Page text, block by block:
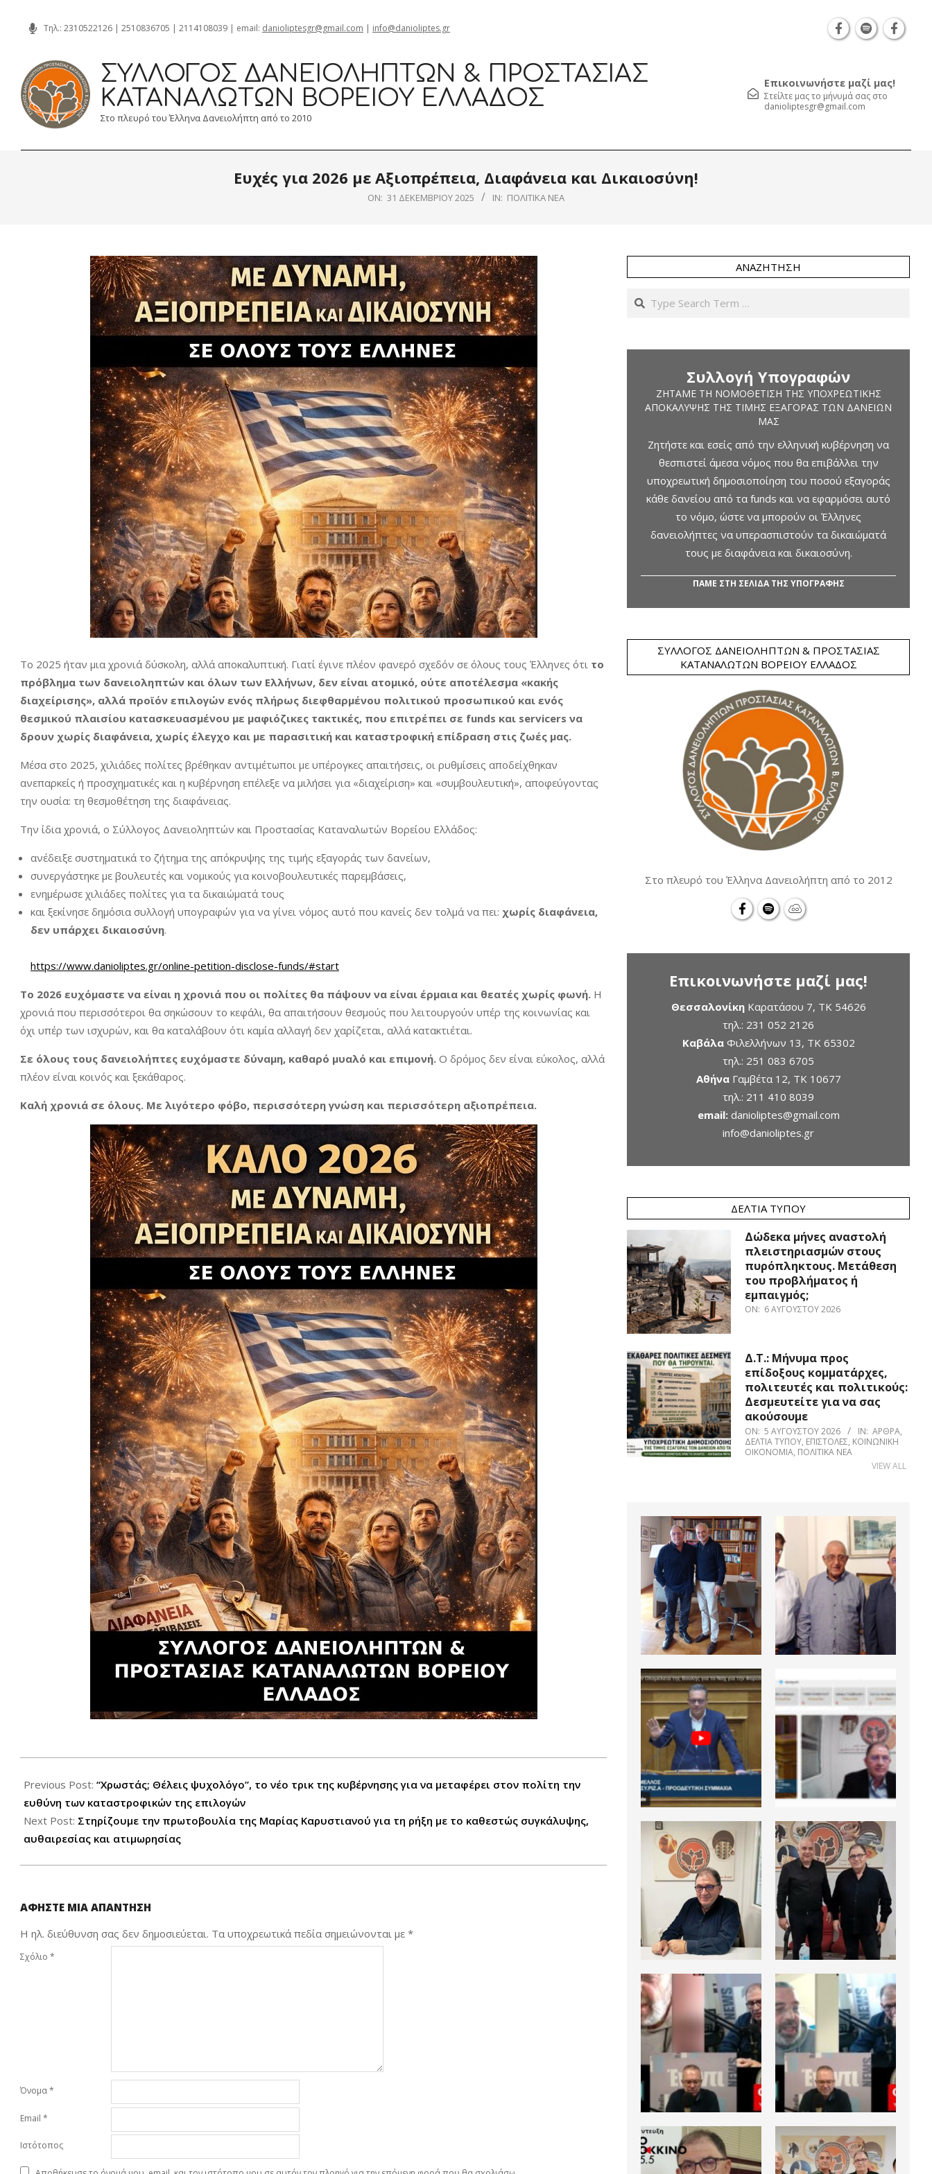
content
Τηλ.: 2310522126 | 2510836705 | 2114108039 | email: danioliptesgr@gmail.com | info@danioliptes.gr
ΣΎΛΛΟΓΟΣ ΔΑΝΕΙΟΛΗΠΤΏΝ & ΠΡΟΣΤΑΣΊΑΣ
ΚΑΤΑΝΑΛΩΤΏΝ ΒΟΡΕΊΟΥ ΕΛΛΆΔΟΣ
Στο πλευρό του Έλληνα Δανειολήπτη από το 2010
Επικοινωνήστε μαζί μας!
Στείλτε μας το μήνυμά σας στο
danioliptesgr@gmail.com
Ευχές για 2026 με Αξιοπρέπεια, Διαφάνεια και Δικαιοσύνη!
ON: 31 ΔΕΚΕΜΒΡΊΟΥ 2025 IN: ΠΟΛΙΤΙΚΆ ΝΈΑ
Το 2025 ήταν μια χρονιά δύσκολη, αλλά αποκαλυπτική. Γιατί έγινε πλέον φανερό σχεδόν σε όλους τους Έλληνες ότι το
πρόβλημα των δανειοληπτών και όλων των Ελλήνων, δεν είναι ατομικό, ούτε αποτέλεσμα «κακής
διαχείρισης», αλλά προϊόν επιλογών ενός πλήρως διεφθαρμένου πολιτικού προσωπικού και ενός
θεσμικού πλαισίου κατασκευασμένου με μαφιόζικες τακτικές, που επιτρέπει σε funds και servicers να
δρουν χωρίς διαφάνεια, χωρίς έλεγχο και με παρασιτική και καταστροφική επίδραση στις ζωές μας.
Μέσα στο 2025, χιλιάδες πολίτες βρέθηκαν αντιμέτωποι με υπέρογκες απαιτήσεις, οι ρυθμίσεις αποδείχθηκαν
ανεπαρκείς ή προσχηματικές και η κυβέρνηση επέλεξε να μιλήσει για «διαχείριση» και «συμβουλευτική», αποφεύγοντας
την ουσία: τη θεσμοθέτηση της διαφάνειας.
Την ίδια χρονιά, ο Σύλλογος Δανειοληπτών και Προστασίας Καταναλωτών Βορείου Ελλάδος:
ανέδειξε συστηματικά το ζήτημα της απόκρυψης της τιμής εξαγοράς των δανείων,
συνεργάστηκε με βουλευτές και νομικούς για κοινοβουλευτικές παρεμβάσεις,
ενημέρωσε χιλιάδες πολίτες για τα δικαιώματά τους
και ξεκίνησε δημόσια συλλογή υπογραφών για να γίνει νόμος αυτό που κανείς δεν τολμά να πει: χωρίς διαφάνεια,
δεν υπάρχει δικαιοσύνη.
https://www.danioliptes.gr/online-petition-disclose-funds/#start
Το 2026 ευχόμαστε να είναι η χρονιά που οι πολίτες θα πάψουν να είναι έρμαια και θεατές χωρίς φωνή. Η
χρονιά που περισσότεροι θα σηκώσουν το κεφάλι, θα απαιτήσουν θεσμούς που λειτουργούν υπέρ της κοινωνίας και
όχι υπέρ των ισχυρών, και θα καταλάβουν ότι καμία αλλαγή δεν χαρίζεται, αλλά κατακτιέται.
Σε όλους τους δανειολήπτες ευχόμαστε δύναμη, καθαρό μυαλό και επιμονή. Ο δρόμος δεν είναι εύκολος, αλλά
πλέον είναι κοινός και ξεκάθαρος.
Καλή χρονιά σε όλους. Με λιγότερο φόβο, περισσότερη γνώση και περισσότερη αξιοπρέπεια.
12-
31
Previous Post: “Χρωστάς; Θέλεις ψυχολόγο”, το νέο τρικ της κυβέρνησης για να μεταφέρει στον πολίτη την
ευθύνη των καταστροφικών της επιλογών
Next Post: Στηρίζουμε την πρωτοβουλία της Μαρίας Καρυστιανού για τη ρήξη με το καθεστώς συγκάλυψης,
αυθαιρεσίας και ατιμωρησίας
ΑΦΉΣΤΕ ΜΙΑ ΑΠΆΝΤΗΣΗ
Η ηλ. διεύθυνση σας δεν δημοσιεύεται. Τα υποχρεωτικά πεδία σημειώνονται με *
Σχόλιο *
Όνομα*
Email *
Ιστότοπος
ΑΝΑΖΉΤΗΣΗ
Search
Συλλογή Υπογραφών
ΖΗΤΆΜΕ ΤΗ ΝΟΜΟΘΈΤΙΣΗ ΤΗΣ ΥΠΟΧΡΕΩΤΙΚΉΣ
ΑΠΟΚΆΛΥΨΗΣ ΤΗΣ ΤΙΜΉΣ ΕΞΑΓΟΡΆΣ ΤΩΝ ΔΑΝΕΊΩΝ
ΜΑΣ
Ζητήστε και εσείς από την ελληνική κυβέρνηση να
θεσπιστεί άμεσα νόμος που θα επιβάλλει την
υποχρεωτική δημοσιοποίηση του ποσού εξαγοράς
κάθε δανείου από τα funds και να εφαρμόσει αυτό
το νόμο, ώστε να μπορούν οι Έλληνες
δανειολήπτες να υπερασπιστούν τα δικαιώματά
τους με διαφάνεια και δικαιοσύνη.
ΠΑΜΕ ΣΤΗ ΣΕΛΙΔΑ ΤΗΣ ΥΠΟΓΡΑΦΗΣ
ΣΎΛΛΟΓΟΣ ΔΑΝΕΙΟΛΗΠΤΏΝ & ΠΡΟΣΤΑΣΊΑΣ
ΚΑΤΑΝΑΛΩΤΏΝ ΒΟΡΕΊΟΥ ΕΛΛΆΔΟΣ
Στο πλευρό του Έλληνα Δανειολήπτη από το 2012
Επικοινωνήστε μαζί μας!
ΘεσσαλονίκηΚαρατάσου 7, TK 54626
τηλ.: 231 052 2126
ΚαβάλαΦιλελλήνων 13, ΤΚ 65302
τηλ.: 251 083 6705
ΑθήναΓαμβέτα 12, ΤΚ 10677
τηλ.: 211 410 8039
email: danioliptes@gmail.com
info@danioliptes.gr
ΔΕΛΤΊΑ ΤΎΠΟΥ
Δώδεκα μήνες αναστολή
πλειστηριασμών στους
πυρόπληκτους. Μετάθεση
του προβλήματος ή
εμπαιγμός;
ON: 6 ΑΥΓΟΎΣΤΟΥ 2026
Δ.Τ.: Μήνυμα προς
επίδοξους κομματάρχες,
πολιτευτές και πολιτικούς:
Δεσμευτείτε για να σας
ακούσουμε
ON: 5 ΑΥΓΟΎΣΤΟΥ 2026 IN: ΆΡΘΡΑ,
ΔΕΛΤΊΑ ΤΎΠΟΥ, ΕΠΙΣΤΟΛΈΣ, ΚΟΙΝΩΝΙΚΉ
ΟΙΚΟΝΟΜΊΑ, ΠΟΛΙΤΙΚΆ ΝΈΑ
VIEW ALL